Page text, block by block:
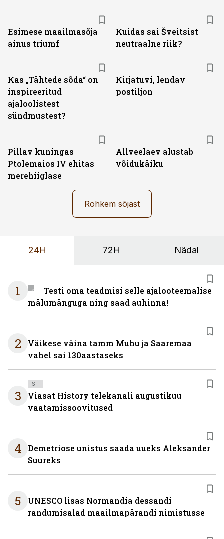
Esimese maailmasõja
ainus triumf
Kuidas sai Šveitsist
neutraalne riik?
Kas „Tähtede sõda“ on
inspireeritud
ajaloolistest
sündmustest?
Kirjatuvi, lendav
postiljon
Pillav kuningas
Ptolemaios IV ehitas
merehiiglase
Allveelaev alustab
võidukäiku
Rohkem sõjast
24H 72H Nädal
1
Testi oma teadmisi selle ajalooteemalise
mälumänguga ning saad auhinna!
2
Väikese väina tamm Muhu ja Saaremaa
vahel sai 130aastaseks
3
ST
Viasat History telekanali augustikuu
vaatamissoovitused
4
Demetriose unistus saada uueks Aleksander
Suureks
5
UNESCO lisas Normandia dessandi
randumisalad maailmapärandi nimistusse